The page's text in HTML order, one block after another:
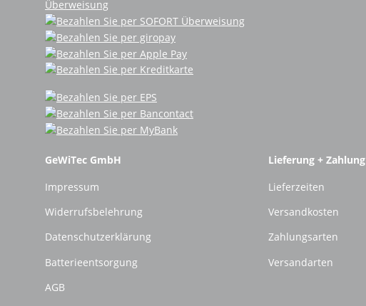
GeWiTec GmbH
Impressum
Widerrufsbelehrung
Datenschutzerklärung
Batterieentsorgung
AGB
Lieferung + Zahlung
Lieferzeiten
Versandkosten
Zahlungsarten
Versandarten